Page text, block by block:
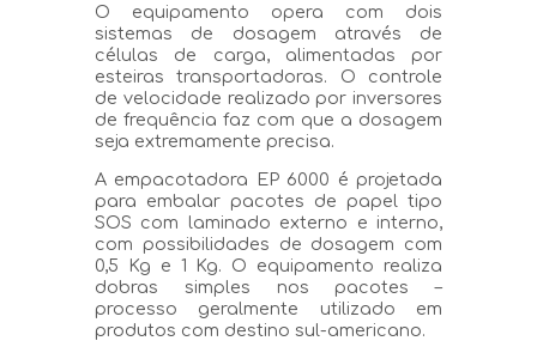
O equipamento opera com dois
sistemas de dosagem através de
células de carga, alimentadas por
esteiras transportadoras. O controle
de velocidade realizado por inversores
de frequência faz com que a dosagem
seja extremamente precisa.
A empacotadora EP 6000 é projetada
para embalar pacotes de papel tipo
SOS com laminado externo e interno,
com possibilidades de dosagem com
0,5 Kg e 1 Kg. O equipamento realiza
dobras simples nos pacotes –
processo geralmente utilizado em
produtos com destino sul-americano.